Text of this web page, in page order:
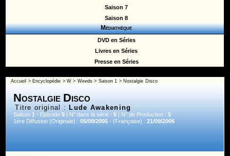
Saison 7
Saison 8
Médiathèque
DVD en Séries
Livres en Séries
Presse en Séries
Accueil > Encyclopédie >W > Weeds> Saison 1 > Nostalgie Disco
Nostalgie Disco
Titre original : Lude Awakening
Saison1 - Episode5 | N° dans la série :5 | N° de Production :5
1ère Diffusion (Originale) :05/09/2005 - (Française) :21/09/2006